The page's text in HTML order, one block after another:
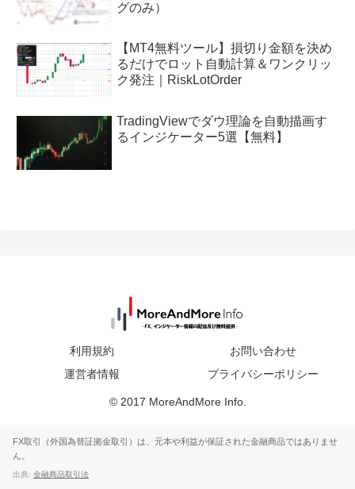
グのみ）
【MT4無料ツール】損切り金額を決め
るだけでロット自動計算＆ワンクリッ
ク発注｜RiskLotOrder
TradingViewでダウ理論を自動描画す
るインジケーター5選【無料】
利用規約
お問い合わせ
運営者情報
プライバシーポリシー
© 2017 MoreAndMore Info.
FX取引（外国為替証拠金取引）は、元本や利益が保証された金融商品ではありませ
ん。
出典: 金融商品取引法